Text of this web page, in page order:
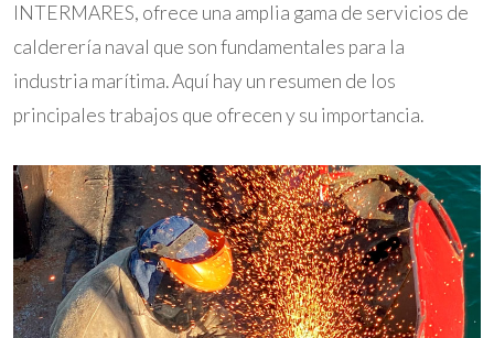
INTERMARES, ofrece una amplia gama de servicios de
calderería naval que son fundamentales para la
industria marítima. Aquí hay un resumen de los
principales trabajos que ofrecen y su importancia.